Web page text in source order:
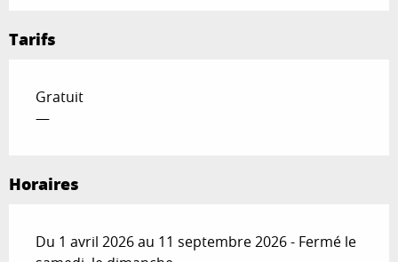
Tarifs
Gratuit
—
Horaires
Du 1 avril 2026 au 11 septembre 2026 - Fermé le